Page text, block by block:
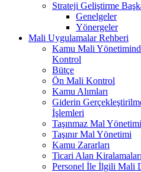
Strateji Geliştirme
Genelgeler
Yönergeler
Mali Uygulamalar Rehberi
Kamu Mali
Kontrol
Bütçe
Ön Mali Kontrol
Kamu Alımları
Giderin
İşlemleri
Taşınmaz Mal Yönetimi
Taşınır Mal Yönetimi
Kamu Zararları
Ticari Alan Kiralamaları
Personel İle İlgili Mali